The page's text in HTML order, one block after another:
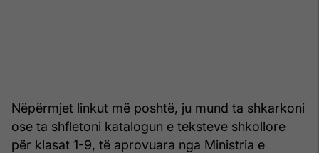
Nëpërmjet linkut më poshtë, ju mund ta shkarkoni
ose ta shfletoni katalogun e teksteve shkollore
për klasat 1-9, të aprovuara nga Ministria e